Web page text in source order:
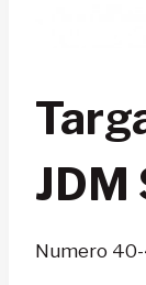
JDM
Numero